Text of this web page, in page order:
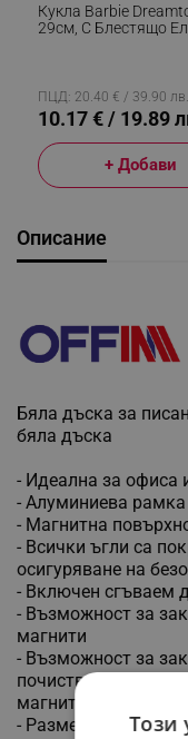
Кукла Barbie
29см, С Блестящо
ПЦД: 20.40 € / 39.90 лв.
10.17 € / 19.89
+ Добави
Описание
Бяла дъска за
бяла дъска
- Идеална за офиса
- Алуминиева рамка
- Магнитна
- Всички ъгли са
осигуряване на
- Включен сгъваем
- Възможност за
магнити
- Възможност за
почистване на
магнитната
- Размери: 60 х 90
Този